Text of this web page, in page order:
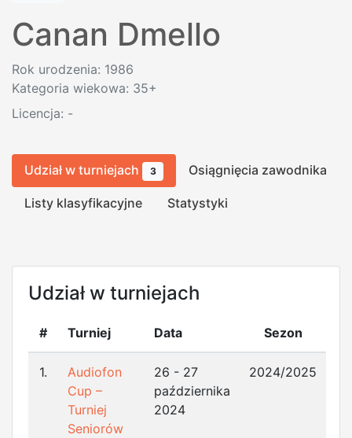
Canan Dmello
Rok urodzenia: 1986
Kategoria wiekowa: 35+
Licencja: -
Udział w turniejach 3 Osiągnięcia zawodnika
Listy klasyfikacyjne Statystyki
Udział w turniejach
# Turniej Data Sezon
1.
Audiofon
Cup –
Turniej
Seniorów
26 - 27
października
2024
2024/2025